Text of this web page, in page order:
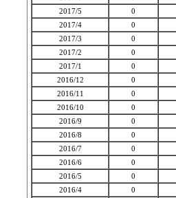
2017/5
0
2017/4
0
2017/3
0
2017/2
0
2017/1
0
2016/12
0
2016/11
0
2016/10
0
2016/9
0
2016/8
0
2016/7
0
2016/6
0
2016/5
0
2016/4
0